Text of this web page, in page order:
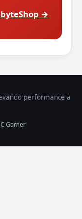
→
performance a
Gamer